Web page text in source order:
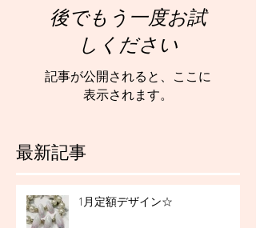
最新記事
後でもう一度お試
しください
記事が公開されると、ここに
表示されます。
1月定額デザイン☆